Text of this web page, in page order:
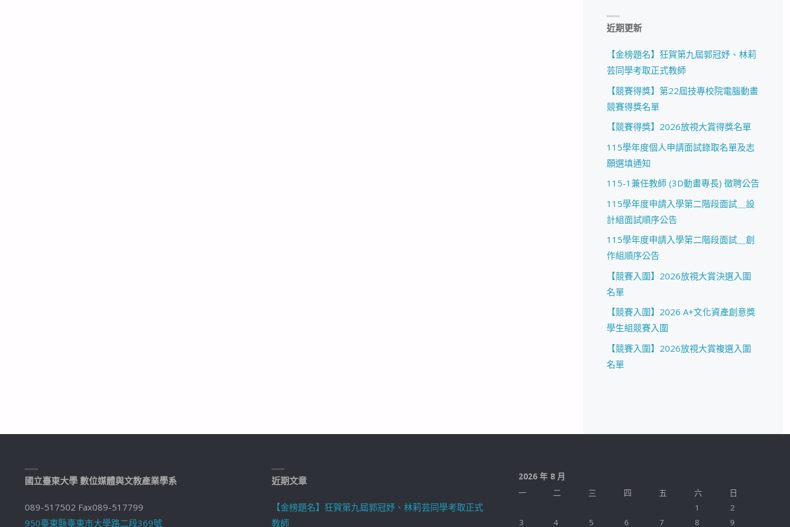
近期更新
【金榜題名】狂賀第九屆郭冠妤、林莉
芸同學考取正式教師
【競賽得獎】第22屆技專校院電腦動畫
競賽得獎名單
【競賽得獎】2026放視大賞得獎名單
115學年度個人申請面試錄取名單及志
願選填通知
115-1兼任教師 (3D動畫專長) 徵聘公告
115學年度申請入學第二階段面試＿設
計組面試順序公告
115學年度申請入學第二階段面試＿創
作組順序公告
【競賽入圍】2026放視大賞決選入圍
名單
【競賽入圍】2026 A+文化資產創意獎
學生組競賽入圍
【競賽入圍】2026放視大賞複選入圍
名單
國立臺東大學 數位媒體與文教產業學系
089-517502 Fax089-517799
950臺東縣臺東市大學路二段369號
近期文章
【金榜題名】狂賀第九屆郭冠妤、林莉芸同學考取正式
教師
2026 年 8 月
一
二 三 四 五 六
日
1
2
3
4 5 6 7 8 9